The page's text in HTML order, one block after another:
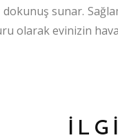
sunar.
olarak evinizin